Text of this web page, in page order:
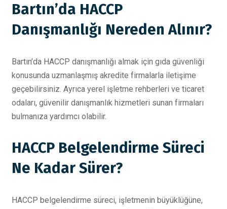
Bartın’da HACCP
Danışmanlığı Nereden Alınır?
Bartın’da HACCP danışmanlığı almak için gıda güvenliği
konusunda uzmanlaşmış akredite firmalarla iletişime
geçebilirsiniz. Ayrıca yerel işletme rehberleri ve ticaret
odaları, güvenilir danışmanlık hizmetleri sunan firmaları
bulmanıza yardımcı olabilir.
HACCP Belgelendirme Süreci
Ne Kadar Sürer?
HACCP belgelendirme süreci, işletmenin büyüklüğüne,